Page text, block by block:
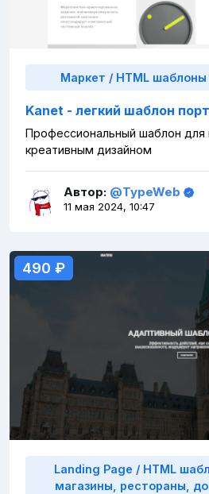
Маркет / HTML шаблоны
Kanet - легкий шаблон
Профессиональный шаблон для
креативным дизайном
Автор: @TypeWeb
11 мая 2024, 10:47
490 ₽
490 ₽
Landing Page / HTML
магазины, рестораны,